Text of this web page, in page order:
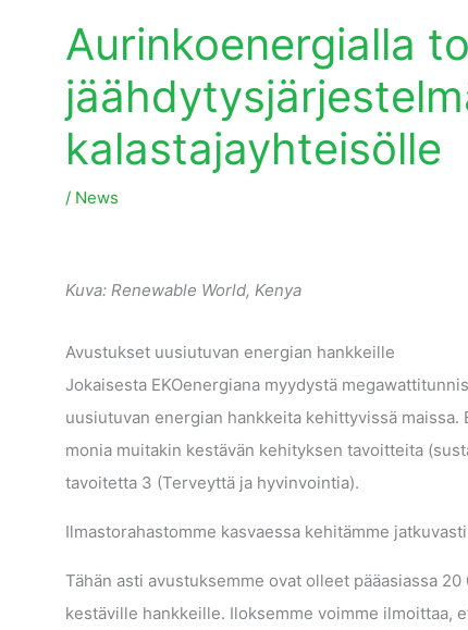
Aurinkoenergialla
kalastajayhteisölle
/ News
Kuva: Renewable World, Kenya
Avustukset uusiutuvan energian hankkeille
Jokaisesta EKOenergiana myydystä
uusiutuvan energian hankkeita kehittyvissä
monia muitakin kestävän kehityksen tavoitteita
tavoitetta 3 (Terveyttä ja hyvinvointia).
Ilmastorahastomme kasvaessa kehitämme
Tähän asti avustuksemme ovat olleet pääasiassa
kestäville hankkeille. Iloksemme voimme ilmoittaa,